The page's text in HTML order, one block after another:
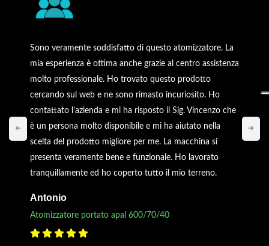
Sono veramente soddisfatto di questo atomizzatore. La
mia esperienza è ottima anche grazie al centro assistenza
molto professionale. Ho trovato questo prodotto
cercando sul web e ne sono rimasto incuriosito. Ho
contattato l’azienda e mi ha risposto il Sig. Vincenzo che
è un persona molto disponibile e mi ha aiutato nella
scelta del prodotto migliore per me. La macchina si
presenta veramente bene e funzionale. Ho lavorato
tranquillamente ed ho coperto tutto il mio terreno.
Antonio
Atomizzatore portato apal 600/70/40